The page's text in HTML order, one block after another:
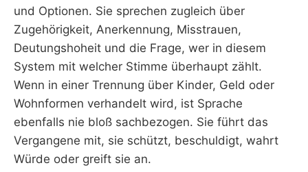
und Optionen. Sie sprechen zugleich über
Zugehörigkeit, Anerkennung, Misstrauen,
Deutungshoheit und die Frage, wer in diesem
System mit welcher Stimme überhaupt zählt.
Wenn in einer Trennung über Kinder, Geld oder
Wohnformen verhandelt wird, ist Sprache
ebenfalls nie bloß sachbezogen. Sie führt das
Vergangene mit, sie schützt, beschuldigt, wahrt
Würde oder greift sie an.